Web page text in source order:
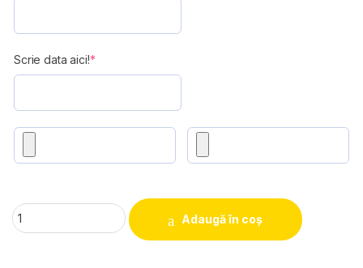
Scrie data aici!*(required)
Placa ardezie personalizata "Aniversare" quantity
Adaugă în coș